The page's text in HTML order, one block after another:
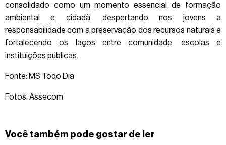
consolidado como um momento essencial de formação
ambiental e cidadã, despertando nos jovens a
responsabilidade com a preservação dos recursos naturais e
fortalecendo os laços entre comunidade, escolas e
instituições públicas.
Fonte: MS Todo Dia
Fotos: Assecom
Você também pode gostar de ler